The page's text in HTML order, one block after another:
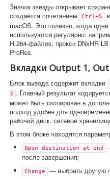
Значок звезды открывает
создаётся сочетанием
Ctrl+S
macOS. Это полезно, когда
используются регулярно:
H.264-файлов, прокси DNxHR
ProRes.
Вкладки Output 1,
Блок вывода содержит вкладки
3 . Главный результат
может быть скопирован в
подход удобен для
рабочий диск, сетевое
В этом блоке находятся
Open destination at end
после завершения;
Change — выбрать другую